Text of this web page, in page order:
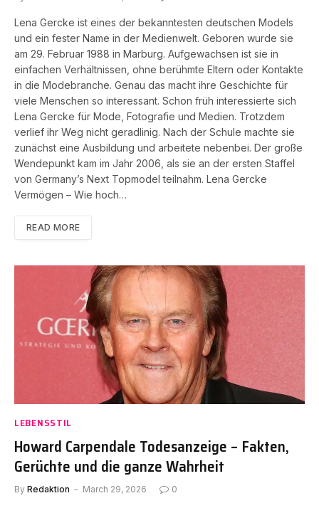
Lena Gercke ist eines der bekanntesten deutschen Models
und ein fester Name in der Medienwelt. Geboren wurde sie
am 29. Februar 1988 in Marburg. Aufgewachsen ist sie in
einfachen Verhältnissen, ohne berühmte Eltern oder Kontakte
in die Modebranche. Genau das macht ihre Geschichte für
viele Menschen so interessant. Schon früh interessierte sich
Lena Gercke für Mode, Fotografie und Medien. Trotzdem
verlief ihr Weg nicht geradlinig. Nach der Schule machte sie
zunächst eine Ausbildung und arbeitete nebenbei. Der große
Wendepunkt kam im Jahr 2006, als sie an der ersten Staffel
von Germany’s Next Topmodel teilnahm. Lena Gercke
Vermögen – Wie hoch…
READ MORE
LEBENSSTIL
Howard Carpendale Todesanzeige – Fakten,
Gerüchte und die ganze Wahrheit
By Redaktion March 29, 2026 0